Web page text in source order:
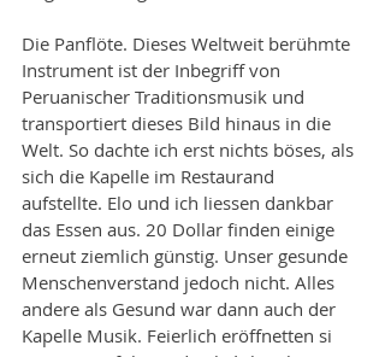
Die Panflöte. Dieses Weltweit berühmte
Instrument ist der Inbegriff von
Peruanischer Traditionsmusik und
transportiert dieses Bild hinaus in die
Welt. So dachte ich erst nichts böses, als
sich die Kapelle im Restaurand
aufstellte. Elo und ich liessen dankbar
das Essen aus. 20 Dollar finden einige
erneut ziemlich günstig. Unser gesunde
Menschenverstand jedoch nicht. Alles
andere als Gesund war dann auch der
Kapelle Musik. Feierlich eröffnetten si